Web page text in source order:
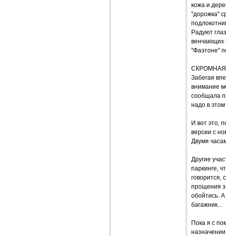
кожа и
"дорожка"
Радуют
венчающих
"Фаэтоне"
Забегая
внимание
сообщала
надо в
И вот это,
версии с
Двумя
Другие
паркинге,
говорится,
прощения
обойтись.
багажник...
Пока я с